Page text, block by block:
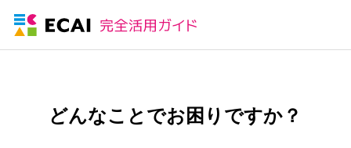
どんなことでお困りですか？